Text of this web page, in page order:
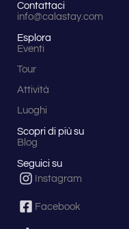
Contattaci
info@calastay.com
Esplora
Eventi
Tour
Attività
Luoghi
Scopri di più su
Blog
Seguici su
Instagram
Facebook